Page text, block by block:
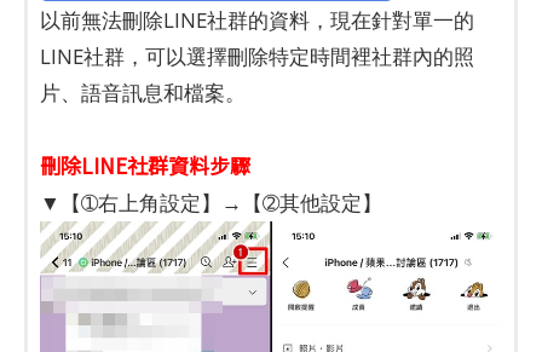
以前無法刪除LINE社群的資料，現在針對單一的
LINE社群，可以選擇刪除特定時間裡社群內的照
片、語音訊息和檔案。
刪除LINE社群資料步驟
▼【➀右上角設定】→【➁其他設定】